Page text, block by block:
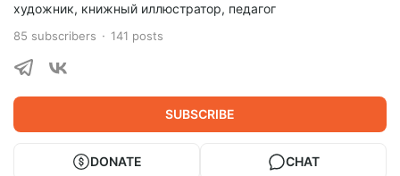
художник, книжный иллюстратор, педагог
85 subscribers 141 posts
SUBSCRIBE
DONATE CHAT